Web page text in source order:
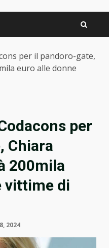
per il pandoro-gate,
euro alle donne
per
Chiara
200mila
vittime di
2024